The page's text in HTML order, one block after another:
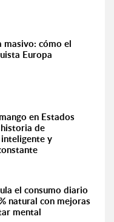
masivo: cómo el
Europa
en Estados
de
y
el consumo diario
natural con mejoras
mental